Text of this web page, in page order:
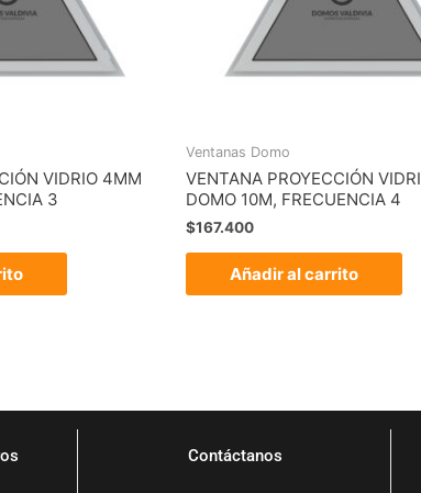
VIDRIO 4MM
3
Ventanas Domo
VENTANA PROYECCIÓN
DOMO 10M, FRECUENCIA 4
$167.400
Añadir al carrito
Contáctanos